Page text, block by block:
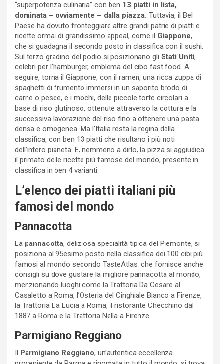
“superpotenza culinaria” con ben 13 piatti in lista,
dominata – ovviamente – dalla piazza. Tuttavia, il Bel
Paese ha dovuto fronteggiare altre grandi patrie di piatti e
ricette ormai di grandissimo appeal, come il Giappone,
che si guadagna il secondo posto in classifica con il sushi.
Sul terzo gradino del podio si posizionano gli Stati Uniti,
celebri per l’hamburger, emblema del cibo fast food. A
seguire, torna il Giappone, con il ramen, una ricca zuppa di
spaghetti di frumento immersi in un saporito brodo di
carne o pesce, e i mochi, delle piccole torte circolari a
base di riso glutinoso, ottenute attraverso la cottura e la
successiva lavorazione del riso fino a ottenere una pasta
densa e omogenea. Ma l’Italia resta la regina della
classifica, con ben 13 piatti che risultano i più noti
dell’intero pianeta. E, nemmeno a dirlo, la pizza si aggiudica
il primato delle ricette più famose del mondo, presente in
classifica in ben 4 varianti.
L’elenco dei piatti italiani più
famosi del mondo
Pannacotta
La pannacotta, deliziosa specialità tipica del Piemonte, si
posiziona al 95esimo posto nella classifica dei 100 cibi più
famosi al mondo secondo TasteAtlas, che fornisce anche
consigli su dove gustare la migliore pannacotta al mondo,
menzionando luoghi come la Trattoria Da Cesare al
Casaletto a Roma, l’Osteria del Cinghiale Bianco a Firenze,
la Trattoria Da Lucia a Roma, il ristorante Checchino dal
1887 a Roma e la Trattoria Nella a Firenze.
Parmigiano Reggiano
Parmigiano Reggiano, un’autentica eccellenza